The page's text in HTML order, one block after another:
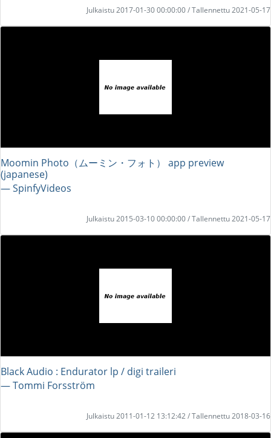
Julkaistu 2017-01-30 00:00:00 / Tallennettu 2021-05-17
Moomin Photo（ムーミン・フォト） app preview
(japanese)
― SpinfyVideos
Julkaistu 2015-03-10 00:00:00 / Tallennettu 2021-05-17
Black Audio : Endurator lp / digi traileri
― Tommi Forsström
Julkaistu 2011-01-12 13:12:42 / Tallennettu 2018-03-16